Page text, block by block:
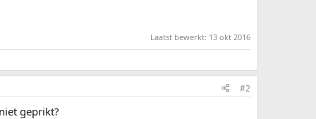
Laatst bewerkt: 13 okt 2016
#2
geprikt?